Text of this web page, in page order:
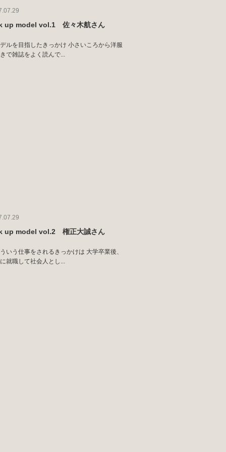
up model vol.1 佐々木航さん
ルを目指したきっかけ 小さいころから洋服
で雑誌をよく読んで...
up model vol.2 権正大誠さん
いう仕事をされるきっかけは 大学卒業後、
就職して社会人とし...